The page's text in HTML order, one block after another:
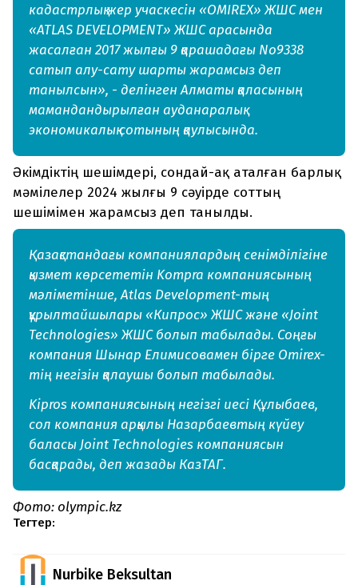
кадастрлық жер учаскесін «OMIREX» ЖШС мен
«ATLAS DEVELOPMENT» ЖШС арасында
жасалған 2017 жылғы 9 қарашадағы No9338
сатып алу-сату шарты жарамсыз деп
танылсын», - делінген Алматы қаласының
мамандандырылған ауданаралық
экономикалық сотының қаулысында.
Әкімдіктің шешімдері, сондай-ақ аталған барлық
мәмілелер 2024 жылғы 9 сәуірде соттың
шешімімен жарамсыз деп танылды.
Қазақстандағы компаниялардың сенімділігіне
қызмет көрсететін Kompra компаниясының
мәліметінше, Atlas Development-тың
құрылтайшылары «Кипрос» ЖШС және «Joint
Technologies» ЖШС болып табылады. Соңғы
компания Шынар Елимисовамен бірге Omirex-
тің негізін қалаушы болып табылады.
Kipros компаниясының негізгі иесі Құлыбаев,
сол компания арқылы Назарбаевтың күйеу
баласы Joint Technologies компаниясын
басқарады, деп жазады КазТАГ.
Фото: olympic.kz
Тегтер:
Nurbike Beksultan